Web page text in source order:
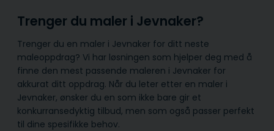
Trenger du maler i Jevnaker?
Trenger du en maler i Jevnaker for ditt neste
maleoppdrag? Vi har løsningen som hjelper deg med å
finne den mest passende maleren i Jevnaker for
akkurat ditt oppdrag. Når du leter etter en maler i
Jevnaker, ønsker du en som ikke bare gir et
konkurransedyktig tilbud, men som også passer perfekt
til dine spesifikke behov.